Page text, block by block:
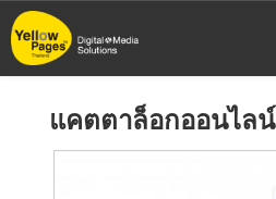
ข้าม
ไป
แคตตาล็อกออนไลน์